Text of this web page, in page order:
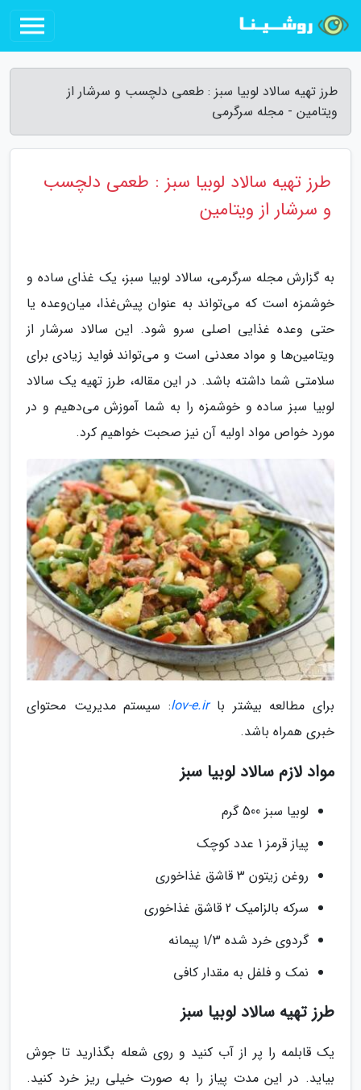
طرز تهیه سالاد لوبیا سبز : طعمی دلچسب و سرشار از
ویتامین - مجله سرگرمی
طرز تهیه سالاد لوبیا سبز : طعمی دلچسب
و سرشار از ویتامین
به گزارش مجله سرگرمی، سالاد لوبیا سبز، یک غذای ساده و
خوشمزه است که می‌تواند به عنوان پیش‌غذا، میان‌وعده یا
حتی وعده غذایی اصلی سرو شود. این سالاد سرشار از
ویتامین‌ها و مواد معدنی است و می‌تواند فواید زیادی برای
سلامتی شما داشته باشد. در این مقاله، طرز تهیه یک سالاد
لوبیا سبز ساده و خوشمزه را به شما آموزش می‌دهیم و در
مورد خواص مواد اولیه آن نیز صحبت خواهیم کرد.
برای مطالعه بیشتر باlov-e.ir: سیستم مدیریت محتوای
خبری همراه باشد.
مواد لازم سالاد لوبیا سبز
لوبیا سبز 500 گرم
پیاز قرمز 1 عدد کوچک
روغن زیتون 3 قاشق غذاخوری
سرکه بالزامیک 2 قاشق غذاخوری
گردوی خرد شده 1/3 پیمانه
نمک و فلفل به مقدار کافی
طرز تهیه سالاد لوبیا سبز
یک قابلمه را پر از آب کنید و روی شعله بگذارید تا جوش
بیاید. در این مدت پیاز را به صورت خیلی ریز خرد کنید.